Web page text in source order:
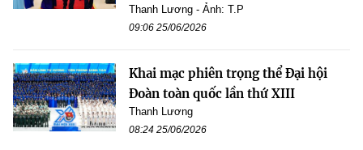
Thanh Lương - Ảnh: T.P
09:06 25/06/2026
Khai mạc phiên trọng thể Đại hội
Đoàn toàn quốc lần thứ XIII
Thanh Lương
08:24 25/06/2026